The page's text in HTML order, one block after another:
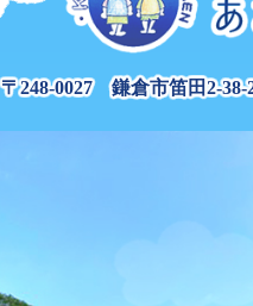
〒248-0027 鎌倉市笛田2-